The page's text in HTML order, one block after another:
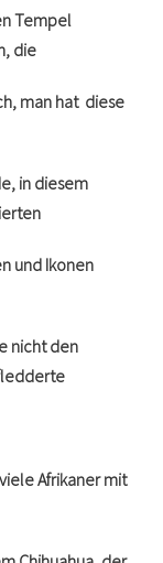
Tempel
die
man hat diese
in diesem
und Ikonen
nicht den
Afrikaner mit